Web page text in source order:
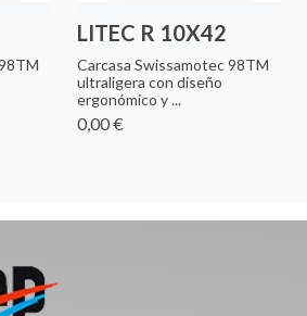
LITEC R 10X42
Carcasa Swissamotec 98TM
ultraligera con diseño
ergonómico y ...
0,00 €